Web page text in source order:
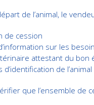
de l’animal, le
de cession
sur les
attestant du bon
de l’animal
que l’ensemble de